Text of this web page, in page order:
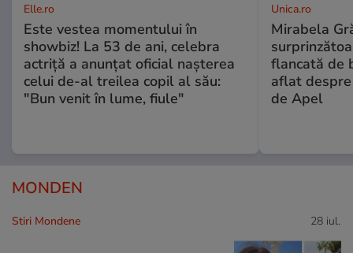
Elle.ro
Este vestea momentului în
showbiz! La 53 de ani, celebra
actriță a anunțat oficial nașterea
celui de-al treilea copil al său:
"Bun venit în lume, fiule"
Unica.ro
Mirabela
flancată de
aflat
de Apel
MONDEN
Stiri Mondene 28 iul.